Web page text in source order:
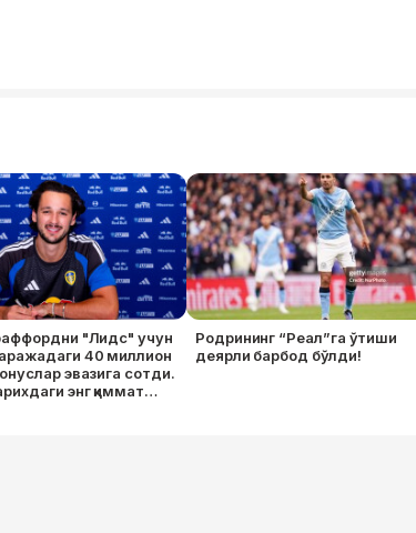
"Лидс" учун
40 миллион
эвазига сотди.
энг қиммат
Родрининг “Реал”га ўтиши
деярли барбод бўлди!